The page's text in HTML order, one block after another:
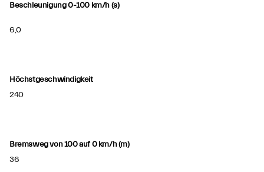
Beschleunigung 0-100 km/h (s)
6,0
Höchstgeschwindigkeit
240
Bremsweg von 100 auf 0 km/h (m)
36